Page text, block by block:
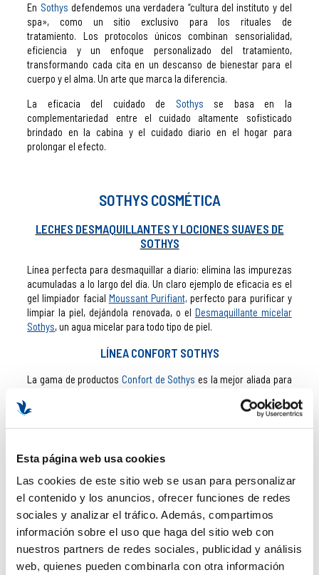
Esta página web usa cookies
Las cookies de este sitio web se usan para personalizar
el contenido y los anuncios, ofrecer funciones de redes
sociales y analizar el tráfico. Además, compartimos
información sobre el uso que haga del sitio web con
nuestros partners de redes sociales, publicidad y análisis
web, quienes pueden combinarla con otra información
En Sothys defendemos una verdadera “cultura del instituto y del
spa», como un sitio exclusivo para los rituales de
tratamiento. Los protocolos únicos combinan sensorialidad,
eficiencia y un enfoque personalizado del tratamiento,
transformando cada cita en un descanso de bienestar para el
cuerpo y el alma. Un arte que marca la diferencia.
La eficacia del cuidado de Sothys se basa en la
complementariedad entre el cuidado altamente sofisticado
brindado en la cabina y el cuidado diario en el hogar para
prolongar el efecto.
SOTHYS COSMÉTICA
LECHES DESMAQUILLANTES Y LOCIONES SUAVES DE
SOTHYS
Línea perfecta para desmaquillar a diario: elimina las impurezas
acumuladas a lo largo del día. Un claro ejemplo de eficacia es el
gel limpiador facial Moussant Purifiant, perfecto para purificar y
limpiar la piel, dejándola renovada, o el Desmaquillante micelar
Sothys, un agua micelar para todo tipo de piel.
LÍNEA CONFORT SOTHYS
La gama de productos Confort de Sothyses la mejor aliada para
difusas y la cuperosis de forma eficaz.
Noctuellees una línea de tratamientos para la noche, pues ayuda
a la piel a recuperarse mientras dormimos. Está compuesta por
una Crema renovadora (Crème Renovatrice Jeunesse Nuit)y
unas Cápsulas renovadoras (Capsules Rénovatrices
Jeunesse )que revelan una piel más relajada y joven. Estos
productos están recomendados para cualquier tipo de piel.
SOTHYS HOMBRE